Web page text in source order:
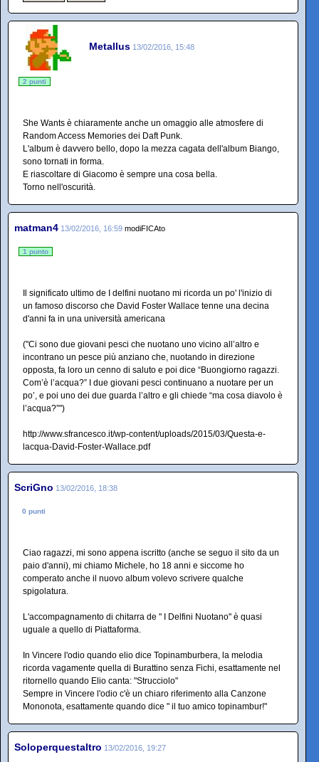
Metallus 13/02/2016, 15:48
2 punti
She Wants è chiaramente anche un omaggio alle atmosfere di
Random Access Memories dei Daft Punk.
L'album è davvero bello, dopo la mezza cagata dell'album Biango,
sono tornati in forma.
E riascoltare di Giacomo è sempre una cosa bella.
Torno nell'oscurità.
matman4 13/02/2016, 16:59 modiFICAto
1 punto
Il significato ultimo de I delfini nuotano mi ricorda un po' l'inizio di
un famoso discorso che David Foster Wallace tenne una decina
d'anni fa in una università americana
("Ci sono due giovani pesci che nuotano uno vicino all’altro e
incontrano un pesce più anziano che, nuotando in direzione
opposta, fa loro un cenno di saluto e poi dice “Buongiorno ragazzi.
Com’è l’acqua?” I due giovani pesci continuano a nuotare per un
po’, e poi uno dei due guarda l’altro e gli chiede “ma cosa diavolo è
l’acqua?”")
http://www.sfrancesco.it/wp-content/uploads/2015/03/Questa-e-
lacqua-David-Foster-Wallace.pdf
ScriGno 13/02/2016, 18:38
0 punti
Ciao ragazzi, mi sono appena iscritto (anche se seguo il sito da un
paio d'anni), mi chiamo Michele, ho 18 anni e siccome ho
comperato anche il nuovo album volevo scrivere qualche
spigolatura.
L'accompagnamento di chitarra de " I Delfini Nuotano" è quasi
uguale a quello di Piattaforma.
In Vincere l'odio quando elio dice Topinamburbera, la melodia
ricorda vagamente quella di Burattino senza Fichi, esattamente nel
ritornello quando Elio canta: "Strucciolo"
Sempre in Vincere l'odio c'è un chiaro riferimento alla Canzone
Mononota, esattamente quando dice " il tuo amico topinambur!"
Soloperquestaltro 13/02/2016, 19:27